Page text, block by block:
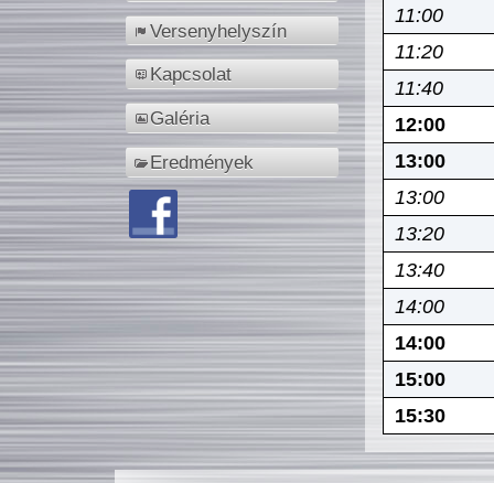
Versenyhelyszín
Kapcsolat
Galéria
Eredmények
11:00
11:20
11:40
12:00
13:00
13:00
13:20
13:40
14:00
14:00
15:00
15:30